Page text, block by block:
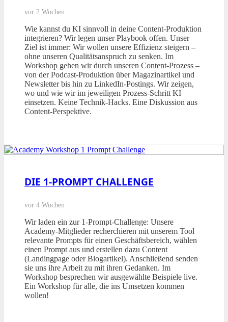
vor 2 Wochen
Wie kannst du KI sinnvoll in deine Content-Produktion
integrieren? Wir legen unser Playbook offen. Unser
Ziel ist immer: Wir wollen unsere Effizienz steigern –
ohne unseren Qualitätsanspruch zu senken. Im
Workshop gehen wir durch unseren Content-Prozess –
von der Podcast-Produktion über Magazinartikel und
Newsletter bis hin zu LinkedIn-Postings. Wir zeigen,
wo und wie wir im jeweiligen Prozess-Schritt KI
einsetzen. Keine Technik-Hacks. Eine Diskussion aus
Content-Perspektive.
DIE 1-PROMPT CHALLENGE
vor 4 Wochen
Wir laden ein zur 1-Prompt-Challenge: Unsere
Academy-Mitglieder recherchieren mit unserem Tool
relevante Prompts für einen Geschäftsbereich, wählen
einen Prompt aus und erstellen dazu Content
(Landingpage oder Blogartikel). Anschließend senden
sie uns ihre Arbeit zu mit ihren Gedanken. Im
Workshop besprechen wir ausgewählte Beispiele live.
Ein Workshop für alle, die ins Umsetzen kommen
wollen!